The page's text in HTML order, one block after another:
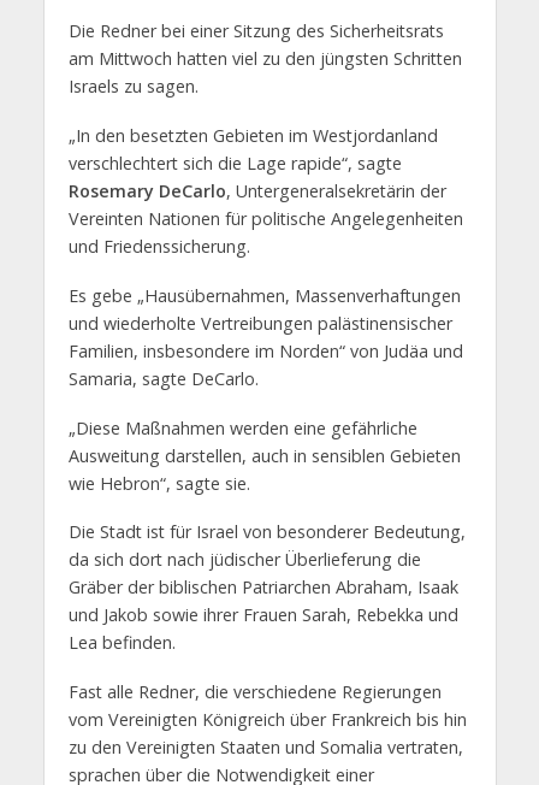
Die Redner bei einer Sitzung des Sicherheitsrats
am Mittwoch hatten viel zu den jüngsten Schritten
Israels zu sagen.
„In den besetzten Gebieten im Westjordanland
verschlechtert sich die Lage rapide“, sagte
Rosemary DeCarlo, Untergeneralsekretärin der
Vereinten Nationen für politische Angelegenheiten
und Friedenssicherung.
Es gebe „Hausübernahmen, Massenverhaftungen
und wiederholte Vertreibungen palästinensischer
Familien, insbesondere im Norden“ von Judäa und
Samaria, sagte DeCarlo.
„Diese Maßnahmen werden eine gefährliche
Ausweitung darstellen, auch in sensiblen Gebieten
wie Hebron“, sagte sie.
Die Stadt ist für Israel von besonderer Bedeutung,
da sich dort nach jüdischer Überlieferung die
Gräber der biblischen Patriarchen Abraham, Isaak
und Jakob sowie ihrer Frauen Sarah, Rebekka und
Lea befinden.
Fast alle Redner, die verschiedene Regierungen
vom Vereinigten Königreich über Frankreich bis hin
zu den Vereinigten Staaten und Somalia vertraten,
sprachen über die Notwendigkeit einer